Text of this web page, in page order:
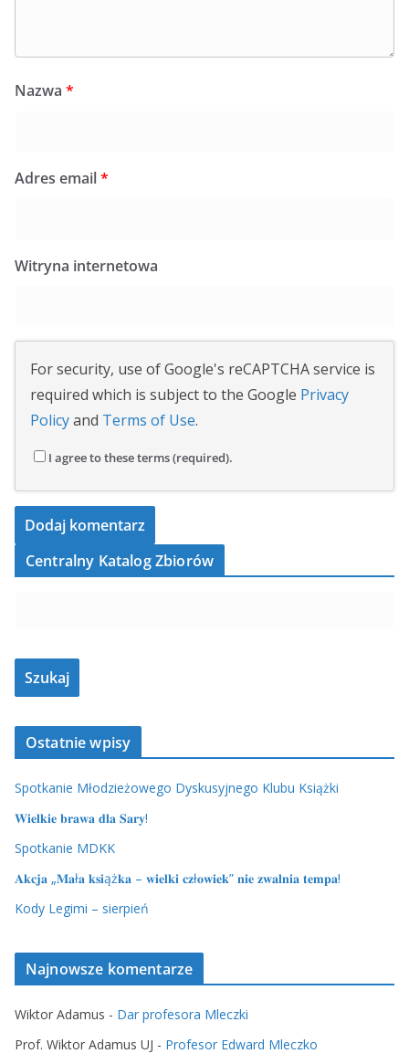
Nazwa *
Adres email*
Witryna internetowa
For security, use of Google's reCAPTCHA service is
required which is subject to the Google Privacy
Policyand Terms of Use.
I agree to these terms (required).
Centralny Katalog Zbiorów
Ostatnie wpisy
Spotkanie Młodzieżowego Dyskusyjnego Klubu Książki
𝐖𝐢𝐞𝐥𝐤𝐢𝐞 𝐛𝐫𝐚𝐰𝐚 𝐝𝐥𝐚 𝐒𝐚𝐫𝐲!
Spotkanie MDKK
𝐀𝐤𝐜𝐣𝐚 „𝐌𝐚ł𝐚 𝐤𝐬𝐢ąż𝐤𝐚 – 𝐰𝐢𝐞𝐥𝐤𝐢 𝐜𝐳ł𝐨𝐰𝐢𝐞𝐤” 𝐧𝐢𝐞 𝐳𝐰𝐚𝐥𝐧𝐢𝐚 𝐭𝐞𝐦𝐩𝐚!
Kody Legimi – sierpień
Najnowsze komentarze
Wiktor Adamus - Dar profesora Mleczki
Prof. Wiktor Adamus UJ - Profesor Edward Mleczko